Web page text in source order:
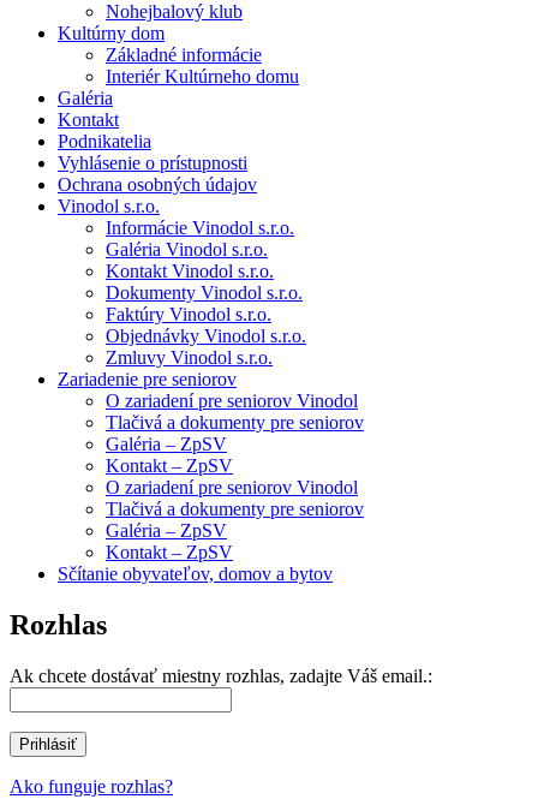
Nohejbalový klub
Kultúrny dom
Základné informácie
Interiér Kultúrneho domu
Galéria
Kontakt
Podnikatelia
Vyhlásenie o prístupnosti
Ochrana osobných údajov
Vinodol s.r.o.
Informácie Vinodol s.r.o.
Galéria Vinodol s.r.o.
Kontakt Vinodol s.r.o.
Dokumenty Vinodol s.r.o.
Faktúry Vinodol s.r.o.
Objednávky Vinodol s.r.o.
Zmluvy Vinodol s.r.o.
Zariadenie pre seniorov
O zariadení pre seniorov Vinodol
Tlačivá a dokumenty pre seniorov
Galéria – ZpSV
Kontakt – ZpSV
O zariadení pre seniorov Vinodol
Tlačivá a dokumenty pre seniorov
Galéria – ZpSV
Kontakt – ZpSV
Sčítanie obyvateľov, domov a bytov
Rozhlas
Ak chcete dostávať miestny rozhlas, zadajte Váš email.:
Ako funguje rozhlas?